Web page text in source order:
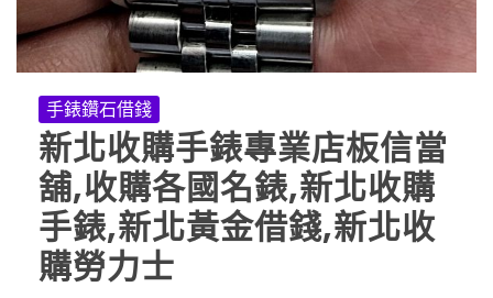
手錶鑽石借錢
新北收購手錶專業店板信當
舖,收購各國名錶,新北收購
手錶,新北黃金借錢,新北收
購勞力士